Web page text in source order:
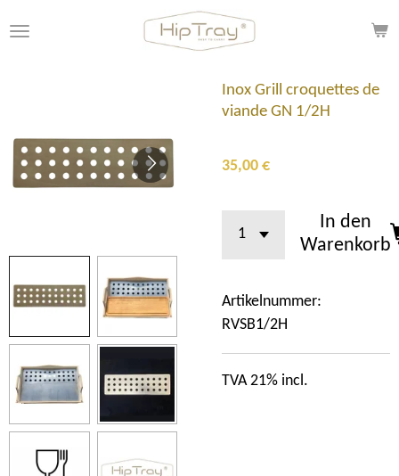
Hauptinhalt
Inox Grill croquettes de
viande GN 1/2H
35,00 €
In den
Warenkorb
Artikelnummer:
RVSB1/2H
TVA 21% incl.